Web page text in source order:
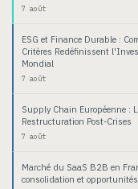
7 août
ESG et Finance Durable :
Critères Redéfinissent
Mondial
7 août
Supply Chain Européenne :
Restructuration Post-Crises
7 août
Marché du SaaS B2B en
consolidation et